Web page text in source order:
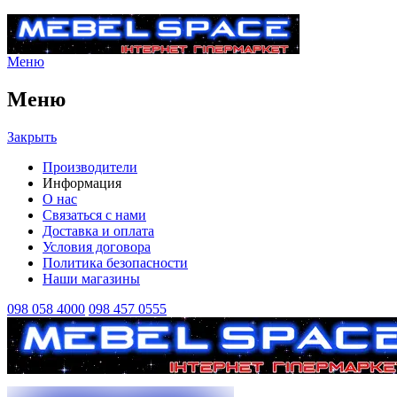
Меню
Меню
Закрыть
Производители
Информация
О нас
Связаться с нами
Доставка и оплата
Условия договора
Политика безопасности
Наши магазины
098 058 4000 098 457 0555